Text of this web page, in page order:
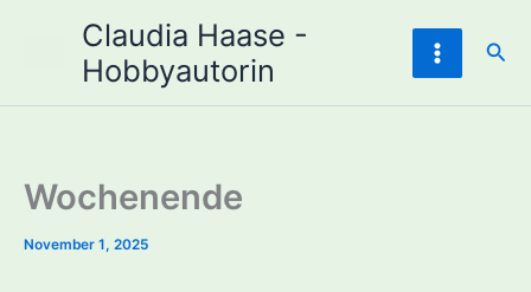
Claudia Haase -
Hobbyautorin
Wochenende
November 1, 2025